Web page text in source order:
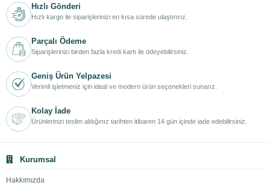
Seçilir? Klima
Seçerken Dikkat
Edilmesi Gerekenler
Duvar tipi klimalar, hem konutlarda hem de iş yerlerinde en çok
tercih edilen iklimlendirme çözümlerinden biridir. Ancak doğru klima
seçimi yapılmadığında yüksek enerji tüketimi, yetersiz performans
ve konfor kaybı gibi sorunlarla karşılaşılabilir. Bu nedenle duvar tipi
klima satın almadan önce kullanım alanı, kapasite, enerji verimliliği
1. Klima Kapasitesi Doğru
Hızlı Gönderi
Hızlı kargo ile siparişlerinizi en kısa sürede ulaştırırız.
Parçalı Ödeme
Siparişlerinizi birden fazla kredi kartı ile ödeyebilirsiniz.
Geniş Ürün Yelpazesi
Verimli işletmeniz için ideal ve modern ürün seçenekleri sunarız.
Kolay İade
Ürünlerinizi teslim aldığınız tarihten itibaren 14 gün içinde iade edebilirsiniz.
Kurumsal
Hakkımızda